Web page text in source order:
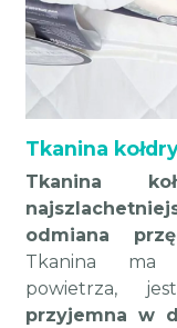
Tkanina
Tkanina
odmiana
Tkanina ma
powietrza,
przyjemna w